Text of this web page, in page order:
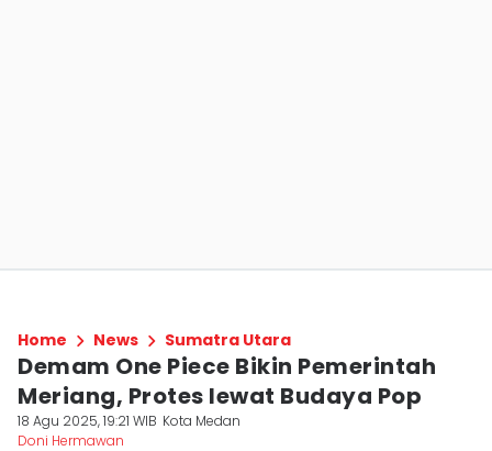
Home News Sumatra Utara
Demam One Piece Bikin Pemerintah
Meriang, Protes lewat Budaya Pop
18 Agu 2025, 19:21 WIB Kota Medan
Doni Hermawan